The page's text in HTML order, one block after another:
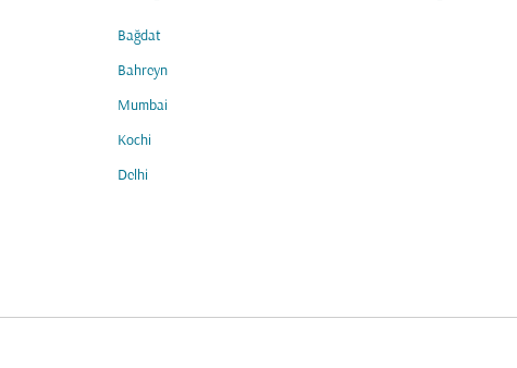
Bağdat
Bahreyn
Mumbai
Kochi
Delhi